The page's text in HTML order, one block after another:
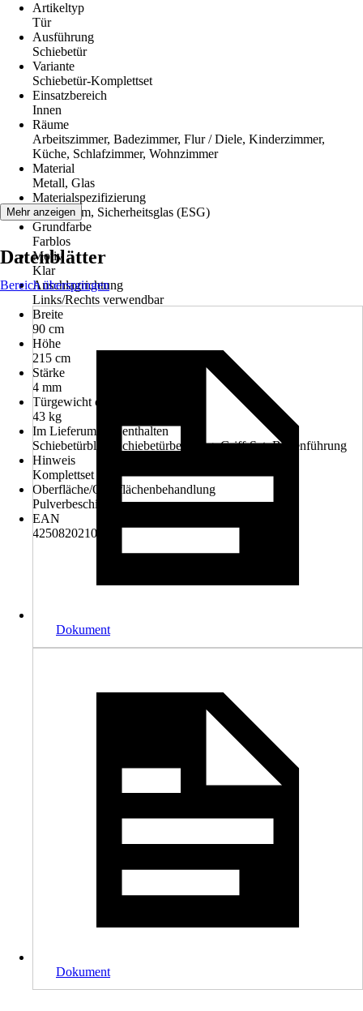
Artikeltyp
Tür
Ausführung
Schiebetür
Variante
Schiebetür-Komplettset
Einsatzbereich
Innen
Räume
Arbeitszimmer, Badezimmer, Flur / Diele, Kinderzimmer,
Küche, Schlafzimmer, Wohnzimmer
Material
Metall, Glas
Materialspezifizierung
Aluminium, Sicherheitsglas (ESG)
Grundfarbe
Farblos
Motiv
Klar
Anschlagrichtung
Links/Rechts verwendbar
Breite
90 cm
Höhe
215 cm
Stärke
4 mm
Türgewicht ca.
43 kg
Im Lieferumfang enthalten
Schiebetürblatt, Schiebetürbeschlag, Griff-Set, Bodenführung
Hinweis
Komplettset
Oberfläche/Oberflächenbehandlung
Pulverbeschichtet
EAN
4250820210905
Mehr anzeigen
Datenblätter
Bereich überspringen
Dokument
Dokument